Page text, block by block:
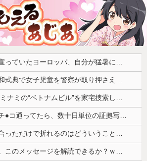
化石賞だの御高説を宣っていたヨーロッパ、自分が猛暑に襲われると為すすべべもなくダメージを受けてしまい……
【！】左派「広島平和式典で女子児童を警察が取り押さえて無理矢理、排除しました！」 → ネット特定班「女児？全学連のプロ活動家では？」
【衝撃】 大阪府警、ミナミの“ベトナムビル”を家宅捜索した結果・・・・・・
体調不良で休んでパチ●コ通ってたら、数十日単位の証拠写真撮られて会社クビになった
海外「剣が二回斬り合っただけで折れるのはどういうことなんだ」満点なのに二度と起動しない理由…
【画像】神主、賢い。このメッセージを解読できるか？ｗｗｗｗ